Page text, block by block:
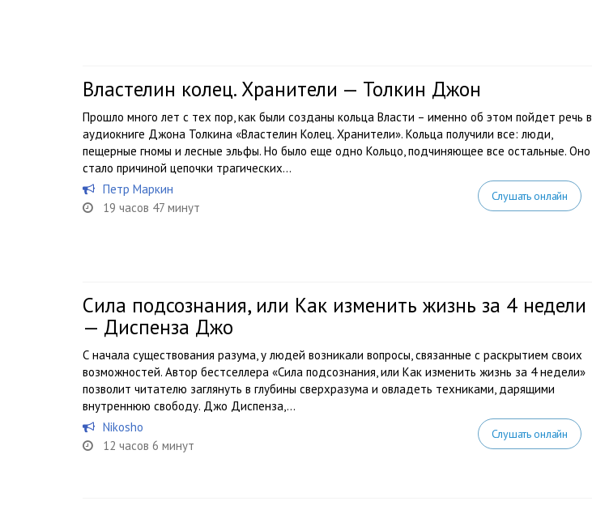
Властелин колец. Хранители — Толкин Джон
Прошло много лет с тех пор, как были созданы кольца Власти – именно об этом пойдет речь в
аудиокниге Джона Толкина «Властелин Колец. Хранители». Кольца получили все: люди,
пещерные гномы и лесные эльфы. Но было еще одно Кольцо, подчиняющее все остальные. Оно
стало причиной цепочки трагических...
Петр Маркин
19 часов 47 минут
Слушать онлайн
Сила подсознания, или Как изменить жизнь за 4 недели
— Диспенза Джо
С начала существования разума, у людей возникали вопросы, связанные с раскрытием своих
возможностей. Автор бестселлера «Сила подсознания, или Как изменить жизнь за 4 недели»
позволит читателю заглянуть в глубины сверхразума и овладеть техниками, дарящими
внутреннюю свободу. Джо Диспенза,...
Nikosho
12 часов 6 минут
Слушать онлайн